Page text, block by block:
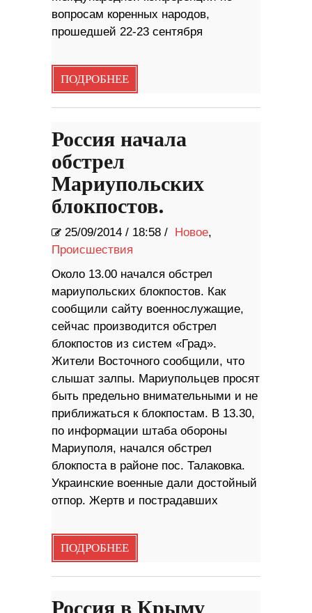
вопросам коренных народов,
прошедшей 22-23 сентября
ПОДРОБНЕЕ
Россия начала
обстрел
Мариупольских
блокпостов.
25/09/2014 / 18:58 / Новое,
Происшествия
Около 13.00 начался обстрел
мариупольских блокпостов. Как
сообщили сайту военнослужащие,
сейчас производится обстрел
блокпостов из систем «Град».
Жители Восточного сообщили, что
слышат залпы. Мариупольцев просят
быть предельно внимательными и не
приближаться к блокпостам. В 13.30,
по информации штаба обороны
Мариуполя, начался обстрел
блокпоста в районе пос. Талаковка.
Украинские военные дали достойный
отпор. Жертв и пострадавших
ПОДРОБНЕЕ